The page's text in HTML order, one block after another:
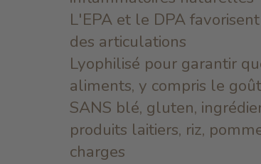
L'EPA et le DPA
des articulations
Lyophilisé pour garantir
aliments, y compris le goût
SANS blé, gluten,
produits laitiers, riz,
charges